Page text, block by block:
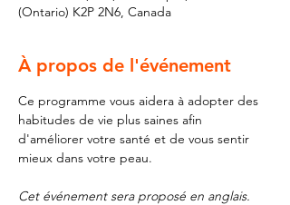
(Ontario) K2P 2N6, Canada
À propos de l'événement
Ce programme vous aidera à adopter des
habitudes de vie plus saines afin
d'améliorer votre santé et de vous sentir
mieux dans votre peau.
Cet événement sera proposé en anglais.